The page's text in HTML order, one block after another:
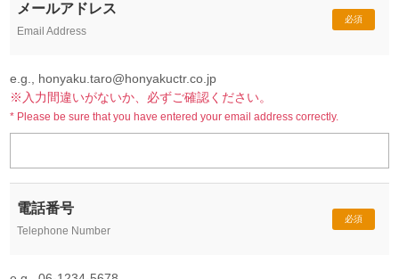
メールアドレス
Email Address
必須
e.g., honyaku.taro@honyakuctr.co.jp
※入力間違いがないか、必ずご確認ください。
* Please be sure that you have entered your email address correctly.
電話番号
Telephone Number
必須